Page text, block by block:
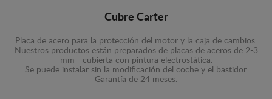
Cubre Carter
Placa de acero para la protección del motor y la caja de cambios.
Nuestros productos están preparados de placas de aceros de 2-3
mm - cubierta con pintura electrostática.
Se puede instalar sin la modificación del coche y el bastidor.
Garantía de 24 meses.